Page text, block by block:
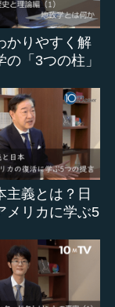
世代もそうです
費が増えるとい
発展してきまし
1995年から生産
人口が頭打ちに
わけでしょう。
ましたけれど
ば、人口は5000
ったんだから...
かりやすく解
「3つの柱」
主義とは？日
メリカに学ぶ5